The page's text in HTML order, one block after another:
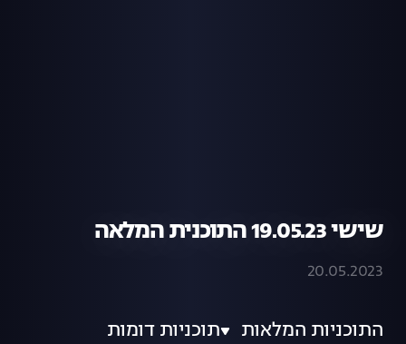
שישי 19.05.23 התוכנית המלאה
20.05.2023
התוכניות המלאות תוכניות דומות